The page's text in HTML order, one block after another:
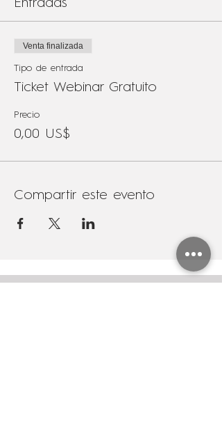
Entradas
Venta finalizada
Tipo de entrada
Ticket Webinar Gratuito
Precio
0,00 US$
Compartir este evento